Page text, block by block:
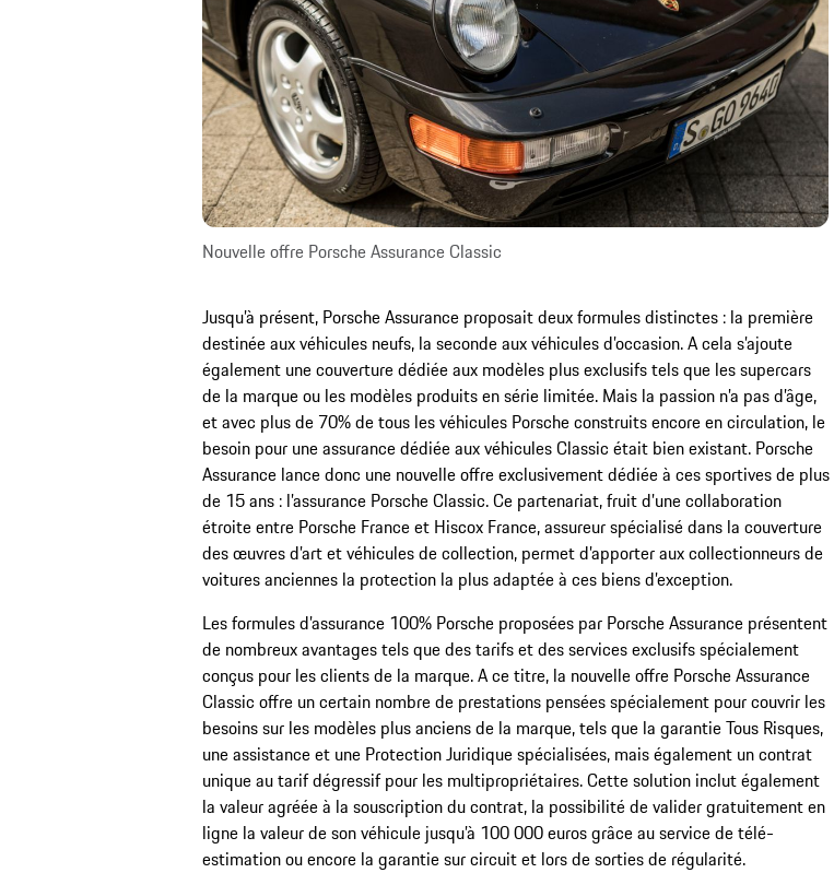
Nouvelle offre Porsche Assurance Classic
Jusqu’à présent, Porsche Assurance proposait deux formules distinctes : la première
destinée aux véhicules neufs, la seconde aux véhicules d’occasion. A cela s’ajoute
également une couverture dédiée aux modèles plus exclusifs tels que les supercars
de la marque ou les modèles produits en série limitée. Mais la passion n’a pas d’âge,
et avec plus de 70% de tous les véhicules Porsche construits encore en circulation, le
besoin pour une assurance dédiée aux véhicules Classic était bien existant. Porsche
Assurance lance donc une nouvelle offre exclusivement dédiée à ces sportives de plus
de 15 ans : l’assurance Porsche Classic. Ce partenariat, fruit d’une collaboration
étroite entre Porsche France et Hiscox France, assureur spécialisé dans la couverture
des œuvres d’art et véhicules de collection, permet d’apporter aux collectionneurs de
voitures anciennes la protection la plus adaptée à ces biens d’exception.
Les formules d’assurance 100% Porsche proposées par Porsche Assurance présentent
de nombreux avantages tels que des tarifs et des services exclusifs spécialement
conçus pour les clients de la marque. A ce titre, la nouvelle offre Porsche Assurance
Classic offre un certain nombre de prestations pensées spécialement pour couvrir les
besoins sur les modèles plus anciens de la marque, tels que la garantie Tous Risques,
une assistance et une Protection Juridique spécialisées, mais également un contrat
unique au tarif dégressif pour les multipropriétaires. Cette solution inclut également
la valeur agréée à la souscription du contrat, la possibilité de valider gratuitement en
ligne la valeur de son véhicule jusqu’à 100 000 euros grâce au service de télé-
estimation ou encore la garantie sur circuit et lors de sorties de régularité.